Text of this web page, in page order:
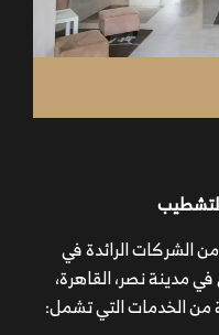
الشركات الرائدة في
مدينة نصر، القاهرة،
الخدمات التي تشمل: